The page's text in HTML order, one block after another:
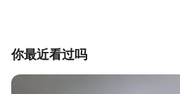
你最近看过吗